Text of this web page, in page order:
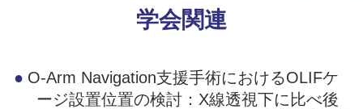
学会関連
O-Arm Navigation支援手術におけるOLIFケ
ージ設置位置の検討：X線透視下に比べ後